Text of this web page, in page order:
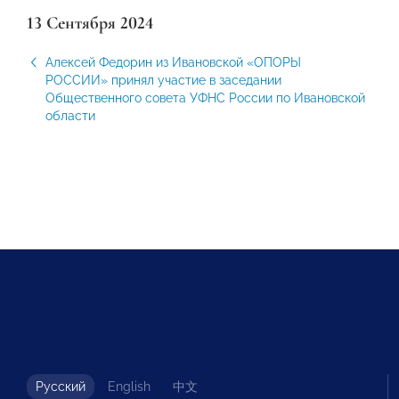
13 Сентября 2024
Алексей Федорин из Ивановской «ОПОРЫ
РОССИИ» принял участие в заседании
Общественного совета УФНС России по Ивановской
области
Русский English 中文